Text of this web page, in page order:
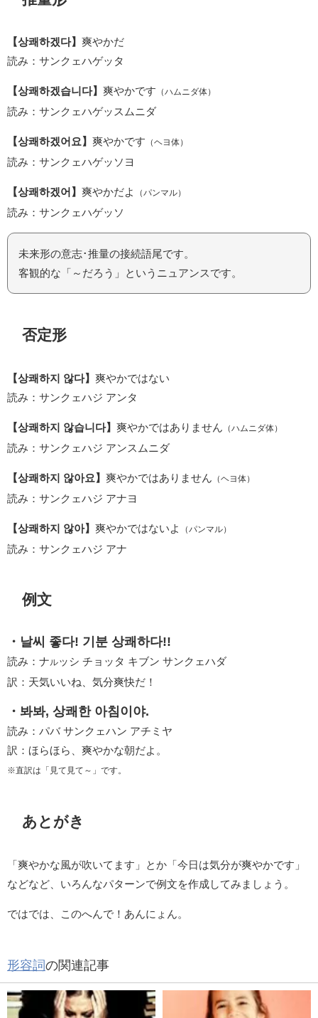
【상쾌하겠다】 爽やかだ
読み：サンクェハゲッタ
【상쾌하겠습니다】 爽やかです （ハムニダ体）
読み：サンクェハゲッスムニダ
【상쾌하겠어요】 爽やかです （ヘヨ体）
読み：サンクェハゲッソヨ
【상쾌하겠어】 爽やかだよ （パンマル）
読み：サンクェハゲッソ
未来形の意志･推量の接続語尾です。
客観的な「～だろう」というニュアンスです。
否定形
【상쾌하지 않다】 爽やかではない
読み：サンクェハジ アンタ
【상쾌하지 않습니다】 爽やかではありません （ハムニダ体）
読み：サンクェハジ アンスムニダ
【상쾌하지 않아요】 爽やかではありません （ヘヨ体）
読み：サンクェハジ アナヨ
【상쾌하지 않아】 爽やかではないよ （パンマル）
読み：サンクェハジ アナ
例文
・날씨 좋다! 기분 상쾌하다!!
読み：ナ ルッシ チョッタ キブン サンクェハダ
訳：天気いいね、気分爽快だ！
・봐봐, 상쾌한 아침이야.
読み：パバ サンクェハン アチミヤ
訳：ほらほら、爽やかな朝だよ。
※直訳は「見て見て～」です。
あとがき
「爽やかな風が吹いてます」とか「今日は気分が爽やかです」
などなど、いろんなパターンで例文を作成してみましょう。
ではでは、このへんで！あんにょん。
形容詞の関連記事